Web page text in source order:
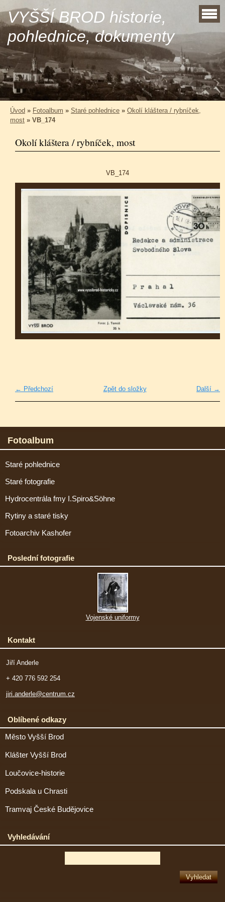
VYŠŠÍ BROD historie,
pohlednice, dokumenty
Úvod » Fotoalbum » Staré pohlednice » Okolí kláštera / rybníček,
most » VB_174
Okolí kláštera / rybníček, most
VB_174
← Předchozí Další →
Zpět do složky
Fotoalbum
Staré pohlednice
Staré fotografie
Hydrocentrála fmy I.Spiro&Söhne
Rytiny a staré tisky
Fotoarchiv Kashofer
Poslední fotografie
Vojenské uniformy
Kontakt
Jiří Anderle
+ 420 776 592 254
jiri.anderle@centrum.cz
Oblíbené odkazy
Město Vyšší Brod
Klášter Vyšší Brod
Loučovice-historie
Podskala u Chrasti
Tramvaj České Budějovice
Vyhledávání